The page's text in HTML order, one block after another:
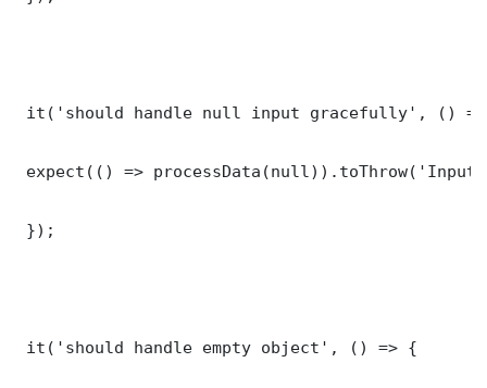
it('should handle null input gracefully', ()
expect(() =>
});
it('should handle empty object', () => {